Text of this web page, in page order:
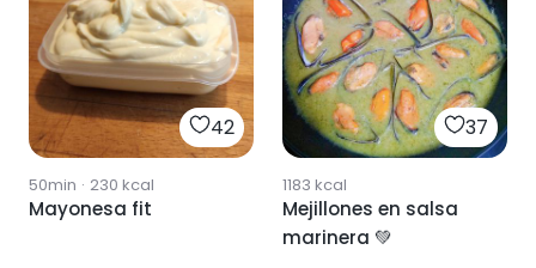
42
50min · 230 kcal
Mayonesa fit
37
1183 kcal
Mejillones en salsa
marinera 💚